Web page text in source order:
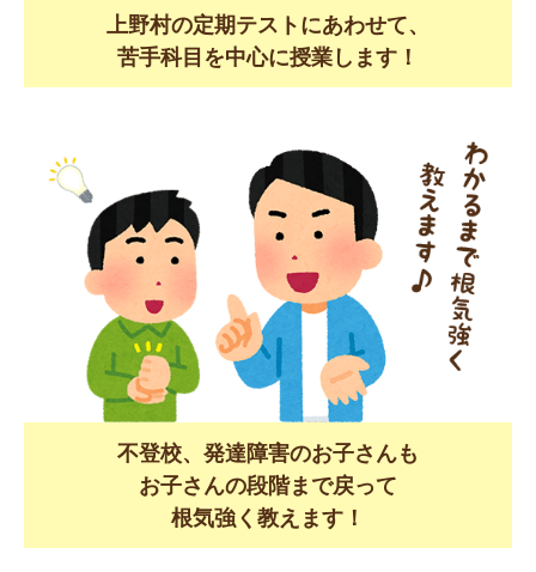
上野村の定期テストにあわせて、
苦手科目を中心に授業します！
不登校、発達障害のお子さんも
お子さんの段階まで戻って
根気強く教えます！